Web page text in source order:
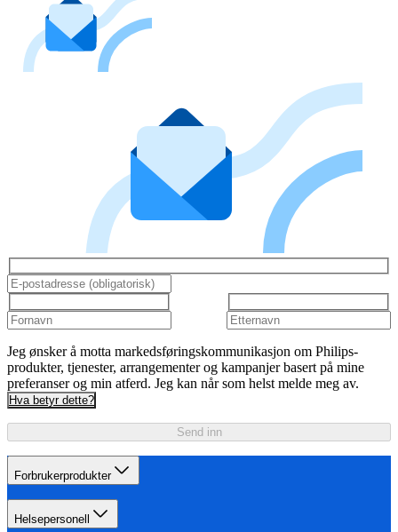
Jeg ønsker å motta markedsføringskommunikasjon om Philips-
produkter, tjenester, arrangementer og kampanjer basert på mine
preferanser og min atferd. Jeg kan når som helst melde meg av.
Hva betyr dette?
Send inn
Forbrukerprodukter
Helsepersonell